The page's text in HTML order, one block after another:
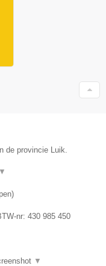
de provincie Luik.
▼
)
nr: 430 985 450
▼